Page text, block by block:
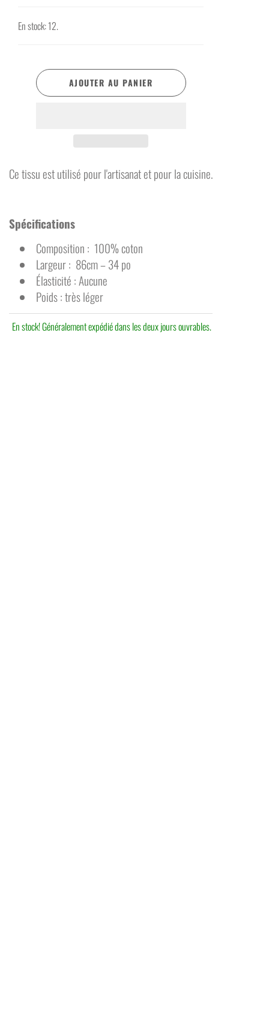
En stock: 12.
AJOUTER AU PANIER
Ce tissu est utilisé pour l'artisanat et pour la cuisine.
Spécifications
Composition : 100% coton
Largeur : 86cm – 34 po
Élasticité : Aucune
Poids : très léger
En stock! Généralement expédié dans les deux jours ouvrables.